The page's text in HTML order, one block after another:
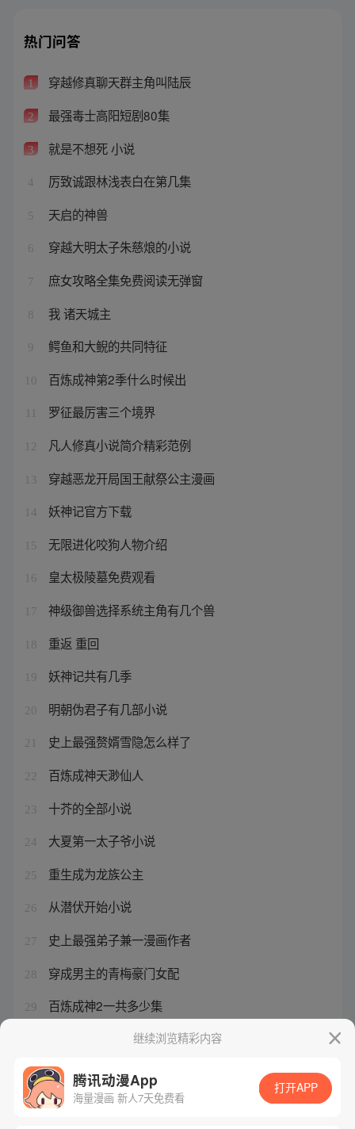
热门问答
1 穿越修真聊天群主角叫陆辰
2 最强毒士高阳短剧80集
3 就是不想死 小说
4 厉致诚跟林浅表白在第几集
5 天启的神兽
6 穿越大明太子朱慈烺的小说
7 庶女攻略全集免费阅读无弹窗
8 我 诸天城主
9 鳄鱼和大鲵的共同特征
10 百炼成神第2季什么时候出
罗征最厉害三个境界
12 凡人修真小说简介精彩范例
13 穿越恶龙开局国王献祭公主漫画
14 妖神记官方下载
15 无限进化咬狗人物介绍
16 皇太极陵墓免费观看
17 神级御兽选择系统主角有几个兽
18 重返 重回
19 妖神记共有几季
20 明朝伪君子有几部小说
21 史上最强赘婿雪隐怎么样了
22 百炼成神天渺仙人
23 十芥的全部小说
24 大夏第一太子爷小说
25 重生成为龙族公主
26 从潜伏开始小说
27 史上最强弟子兼一漫画作者
28 穿成男主的青梅豪门女配
29 百炼成神2一共多少集
最强战神女婿 小说继续浏览精彩内容
腾讯动漫App
海量漫画 新人7天免费看
打开APP